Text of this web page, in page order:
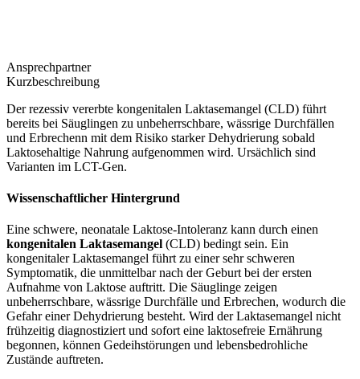
Ansprechpartner
Kurzbeschreibung
Der rezessiv vererbte kongenitalen Laktasemangel (CLD) führt
bereits bei Säuglingen zu unbeherrschbare, wässrige Durchfällen
und Erbrechenn mit dem Risiko starker Dehydrierung sobald
Laktosehaltige Nahrung aufgenommen wird. Ursächlich sind
Varianten im LCT-Gen.
Wissenschaftlicher Hintergrund
Eine schwere, neonatale Laktose-Intoleranz kann durch einen
kongenitalen Laktasemangel (CLD) bedingt sein. Ein
kongenitaler Laktasemangel führt zu einer sehr schweren
Symptomatik, die unmittelbar nach der Geburt bei der ersten
Aufnahme von Laktose auftritt. Die Säuglinge zeigen
unbeherrschbare, wässrige Durchfälle und Erbrechen, wodurch die
Gefahr einer Dehydrierung besteht. Wird der Laktasemangel nicht
frühzeitig diagnostiziert und sofort eine laktosefreie Ernährung
begonnen, können Gedeihstörungen und lebensbedrohliche
Zustände auftreten.